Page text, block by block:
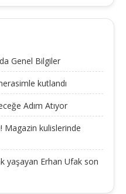
Genel Bilgiler
kutlandı
Adım Atıyor
Magazin kulislerinde
yaşayan Erhan Ufak son